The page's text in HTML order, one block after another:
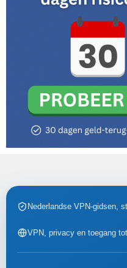
Nederlandse VPN-gidsen,
VPN, privacy en toegang